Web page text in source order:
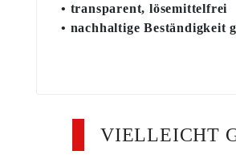
• transparent, lösemittelfrei
• nachhaltige Beständigkeit
VIELLEICHT